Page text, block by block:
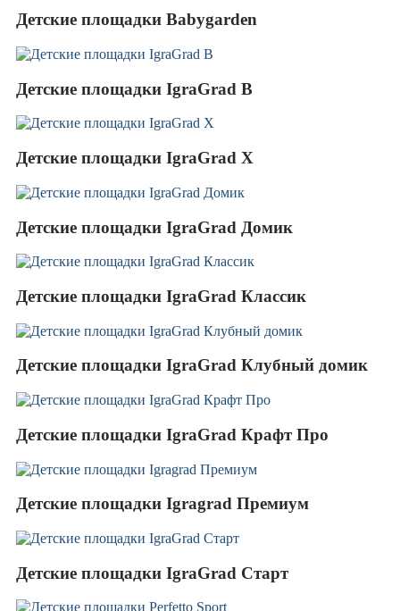
Детские площадки Babygarden
Детские площадки IgraGrad B
Детские площадки IgraGrad X
Детские площадки IgraGrad Домик
Детские площадки IgraGrad Классик
Детские площадки IgraGrad Клубный домик
Детские площадки IgraGrad Крафт Про
Детские площадки Igragrad Премиум
Детские площадки IgraGrad Старт